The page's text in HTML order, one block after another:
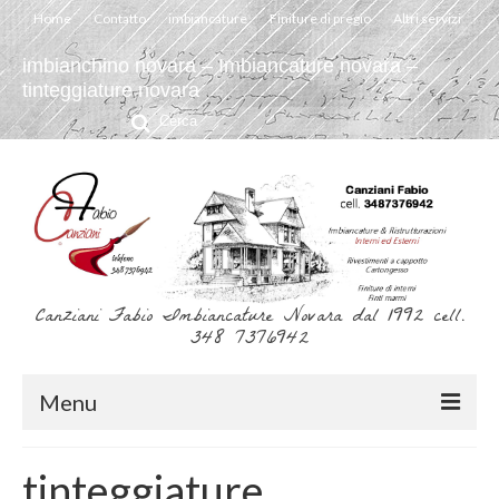
Home Contatto imbiancature Finiture di pregio Altri servizi
imbianchino novara – Imbiancature novara –
tinteggiature novara
Cerca:
Canziani Fabio Imbiancature Novara dal 1992 cell.
348 7376942
Menu